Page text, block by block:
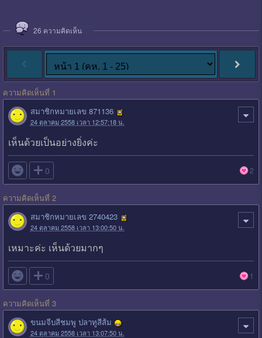
26 ความคิดเห็น
ความคิดเห็นที่ 1
สมาชิกหมายเลข 871136
24 ตุลาคม 2558 เวลา 12:57:18 น.
เห็นด้วยเป็นอย่างยิ่งค่ะ
 0 2
ความคิดเห็นที่ 2
สมาชิกหมายเลข 2740423
24 ตุลาคม 2558 เวลา 13:00:50 น.
เหมาะค่ะ เห็นด้วยมากๆ
 0 1
ความคิดเห็นที่ 3
ขนมจีบสีชมพู ปลาทูสีส้ม
24 ตุลาคม 2558 เวลา 13:07:50 น.